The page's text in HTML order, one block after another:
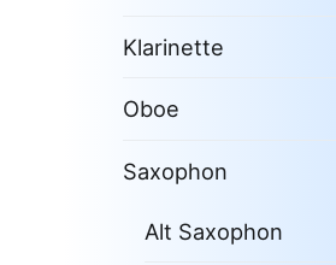
Klarinette
Oboe
Saxophon
Alt Saxophon